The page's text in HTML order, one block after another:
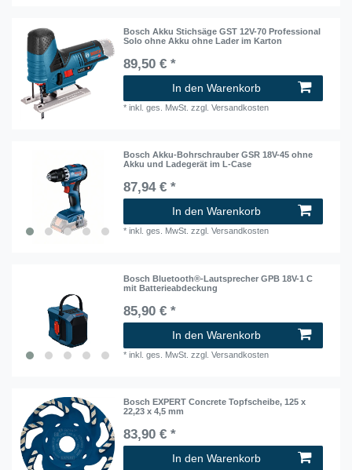
Bosch Akku Stichsäge GST 12V-70 Professional
Solo ohne Akku ohne Lader im Karton
89,50 € *
In den Warenkorb
*inkl. ges. MwSt. zzgl.Versandkosten
Bosch Akku-Bohrschrauber GSR 18V-45 ohne
Akku und Ladegerät im L-Case
87,94 € *
In den Warenkorb
*inkl. ges. MwSt. zzgl.Versandkosten
Bosch Bluetooth®-Lautsprecher GPB 18V-1 C
mit Batterieabdeckung
85,90 € *
In den Warenkorb
*inkl. ges. MwSt. zzgl.Versandkosten
Bosch EXPERT Concrete Topfscheibe, 125 x
22,23 x 4,5 mm
83,90 € *
In den Warenkorb